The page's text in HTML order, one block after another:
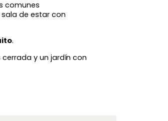
comunes
de estar con
.
y un jardín con